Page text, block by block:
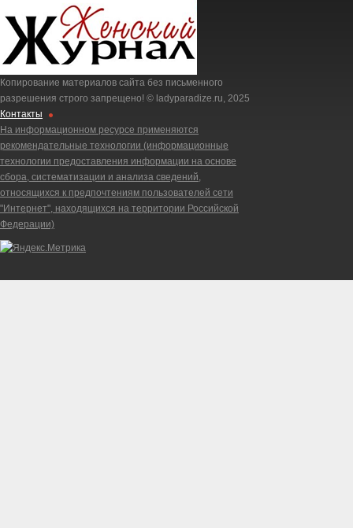
Копирование материалов сайта без письменного
разрешения строго запрещено! © ladyparadize.ru, 2025
Контакты
На информационном ресурсе применяются
рекомендательные технологии (информационные
технологии предоставления информации на основе
сбора, систематизации и анализа сведений,
относящихся к предпочтениям пользователей сети
"Интернет", находящихся на территории Российской
Федерации)